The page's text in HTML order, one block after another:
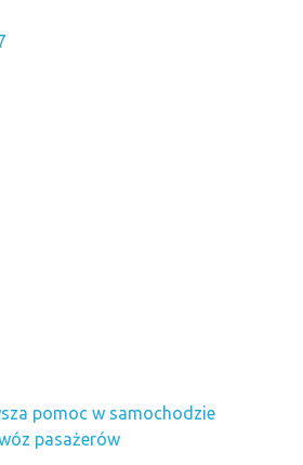
pomoc w samochodzie
pasażerów